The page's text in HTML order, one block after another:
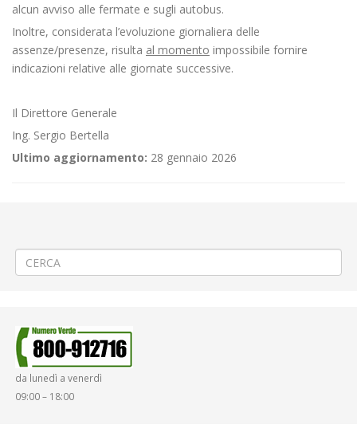
alcun avviso alle fermate e sugli autobus.
Inoltre, considerata l’evoluzione giornaliera delle
assenze/presenze, risulta al momento impossibile fornire
indicazioni relative alle giornate successive.
Il Direttore Generale
Ing. Sergio Bertella
Ultimo aggiornamento: 28 gennaio 2026
da lunedì a venerdì
09:00 – 18:00